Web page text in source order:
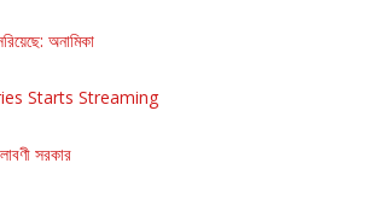
অনামিকা
Starts Streaming
সরকার